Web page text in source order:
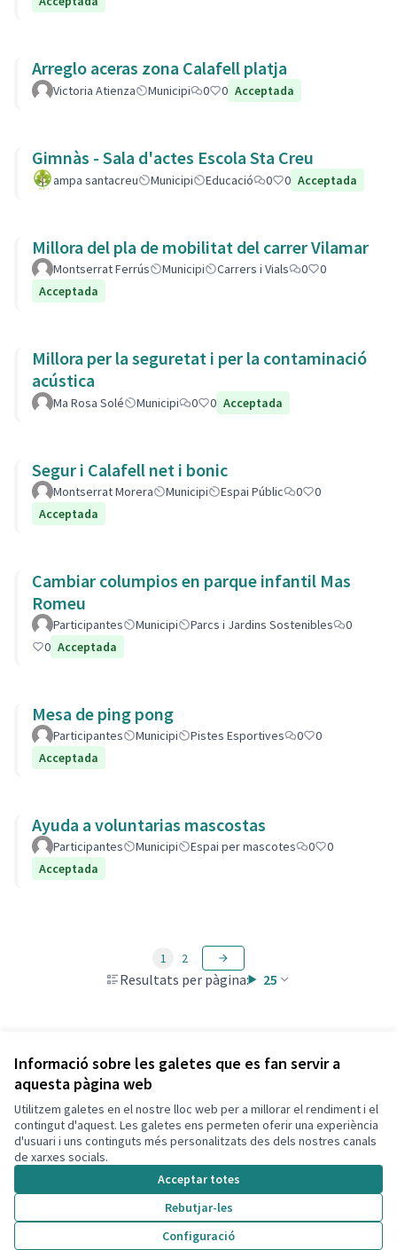
Informació sobre les galetes que es fan servir a
aquesta pàgina web
Utilitzem galetes en el nostre lloc web per a millorar el rendiment i el
contingut d'aquest. Les galetes ens permeten oferir una experiència
d'usuari i uns continguts més personalitzats des dels nostres canals
de xarxes socials.
Acceptar totes
Rebutjar-les
Configuració
Arreglo aceras zona Calafell platja
Victoria Atienza Municipi 0 0 Acceptada
Gimnàs - Sala d'actes Escola Sta Creu
ampa santacreu Municipi Educació 0 0 Acceptada
Millora del pla de mobilitat del carrer Vilamar
Montserrat Ferrús Municipi Carrers i Vials 0
0
Acceptada
Millora per la seguretat i per la contaminació
acústica
Ma Rosa Solé Municipi 0 0 Acceptada
Segur i Calafell net i bonic
Montserrat Morera Municipi Espai Públic 0
0
Acceptada
Cambiar columpios en parque infantil Mas
Romeu
Participantes Municipi Parcs i Jardins Sostenibles
0
0 Acceptada
Mesa de ping pong
Participantes Municipi Pistes Esportives 0
0
Acceptada
Ayuda a voluntarias mascostas
Participantes Municipi Espai per mascotes 0
0
Acceptada
Resultats per pàgina: 25
1 2
Veure totes les propostes retirades
Termes i condicions d'ús
Configuració de les galetes
Decidim Calafell a X
(Enllaç extern)
Decidim Calafell a Facebook
Decidim Calafell a YouTube
Decidim Calafell a GitHub
(Enllaç extern)
Web creada ambprogramari lliure .
Amb
(Enllaç